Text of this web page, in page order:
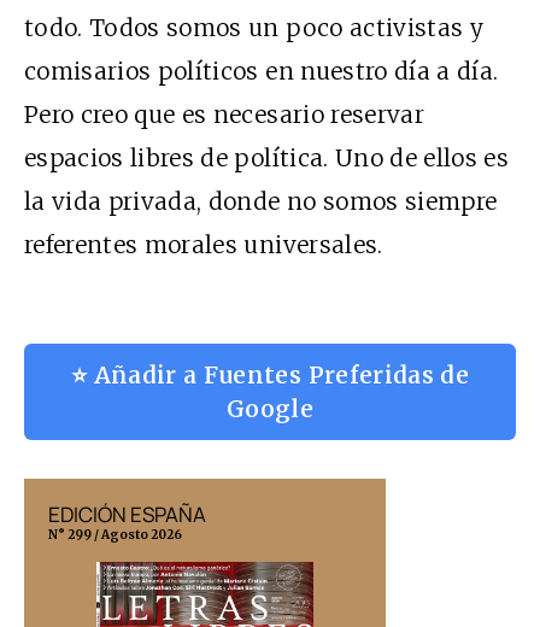
todo. Todos somos un poco activistas y
comisarios políticos en nuestro día a día.
Pero creo que es necesario reservar
espacios libres de política. Uno de ellos es
la vida privada, donde no somos siempre
referentes morales universales.
⭐ Añadir a Fuentes Preferidas de
Google
EDICIÓN ESPAÑA
N° 299 / Agosto 2026